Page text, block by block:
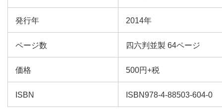
発行年 2014年
ページ数 四六判並製 64ページ
価格 500円+税
ISBN ISBN978-4-88503-604-0